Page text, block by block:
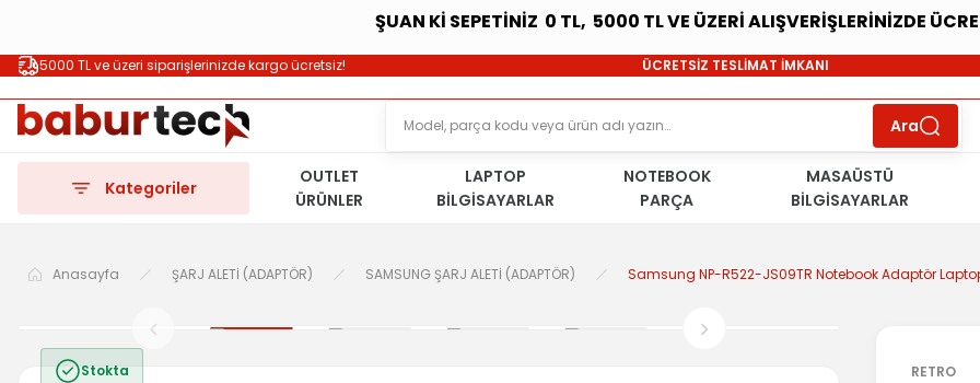
ŞUAN Kİ SEPETİNİZ 0 TL, 5000 TL VE ÜZERİ ALIŞVERİŞLERİNİZDE
5000 TL ve üzeri siparişlerinizde kargo ücretsiz!
ÜCRETSİZ TESLİMAT İMKANI
ÜCRETSİZ TESLİMAT İMKANI
KOŞULSUZ İADE HAKKI
SÜRDÜRÜLEBİLİR ÜRÜNLER
Ara
Kategoriler
OUTLET
ÜRÜNLER
LAPTOP
BİLGİSAYARLAR
NOTEBOOK
PARÇA
MASAÜSTÜ
BİLGİSAYARLAR
Anasayfa ŞARJ ALETİ (ADAPTÖR) SAMSUNG ŞARJ ALETİ (ADAPTÖR) Samsung NP-R522-JS09TR Notebook Adaptör
Stokta RETRO